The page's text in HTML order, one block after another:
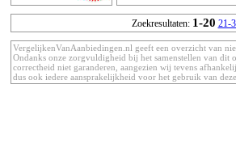
Zoekresultaten: 1-20 21-
VergelijkenVanAanbiedingen.nl geeft een overzicht van
Ondanks onze zorgvuldigheid bij het samenstellen van
correctheid niet garanderen, aangezien wij tevens
dus ook iedere aansprakelijkheid voor het gebruik van